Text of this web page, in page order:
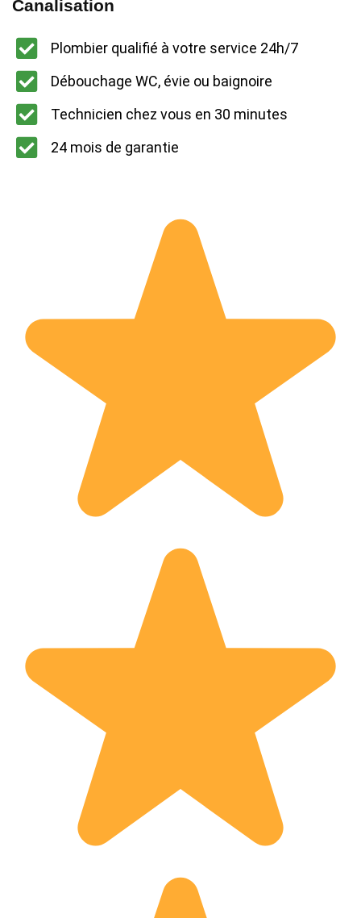
Canalisation
Plombier qualifié à votre service 24h/7
Débouchage WC, évie ou baignoire
Technicien chez vous en 30 minutes
24 mois de garantie